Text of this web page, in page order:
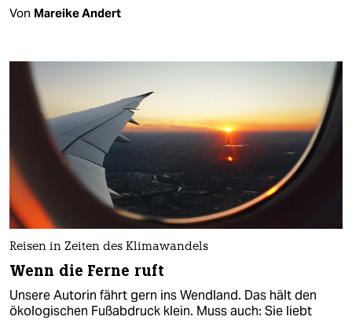
Von Mareike Andert
Reisen in Zeiten des Klimawandels
Wenn die Ferne ruft
Unsere Autorin fährt gern ins Wendland. Das hält den
ökologischen Fußabdruck klein. Muss auch: Sie liebt